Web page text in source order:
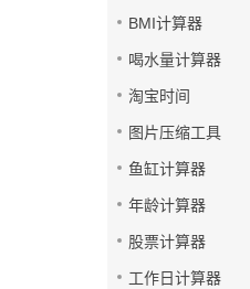
BMI计算器
喝水量计算器
淘宝时间
图片压缩工具
鱼缸计算器
年龄计算器
股票计算器
工作日计算器